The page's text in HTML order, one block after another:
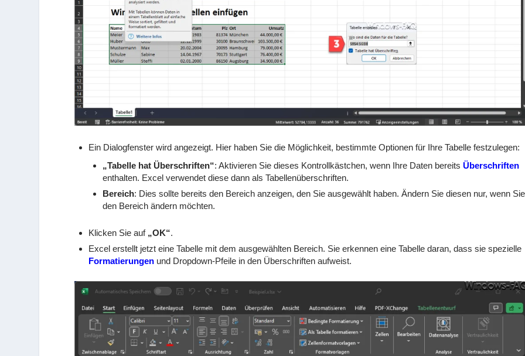
Ein Dialogfenster wird angezeigt. Hier haben Sie die Möglichkeit, bestimmte Optionen für Ihre Tabelle festzulegen:
„Tabelle hat Überschriften“: Aktivieren Sie dieses Kontrollkästchen, wenn Ihre Daten bereitsÜberschriften
enthalten. Excel verwendet diese dann als Tabellenüberschriften.
Bereich: Dies sollte bereits den Bereich anzeigen, den Sie ausgewählt haben. Ändern Sie diesen nur, wenn Sie
den Bereich ändern möchten.
Klicken Sie auf „OK“.
Excel erstellt jetzt eine Tabelle mit dem ausgewählten Bereich. Sie erkennen eine Tabelle daran, dass sie spezielle
Formatierungen und Dropdown-Pfeile in den Überschriften aufweist.